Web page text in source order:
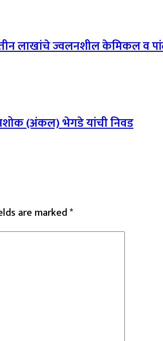
लाखांचे ज्वलनशील केमिकल व
अशोक (अंकल) भेगडे यांची निवड
are marked*